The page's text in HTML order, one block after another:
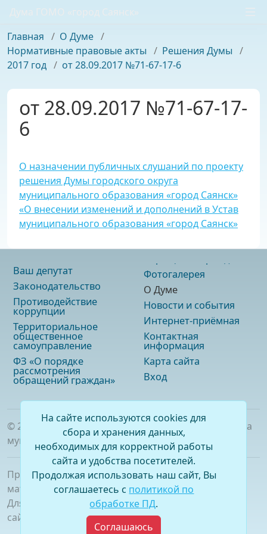
Дума ГОМО «город Саянск»
Главная / О Думе /
Нормативные правовые акты / Решения Думы /
2017 год / от 28.09.2017 №71-67-17-6
от 28.09.2017 №71-67-17-
6
О назначении публичных слушаний по проекту
решения Думы городского округа
муниципального образования «город Саянск»
«О внесении изменений и дополнений в Устав
муниципального образования «город Саянск»
Ваш депутат
Законодательство
Противодействие
коррупции
Территориальное
общественное
самоуправление
ФЗ «О порядке
рассмотрения
обращений граждан»
Фотогалерея
О Думе
Новости и события
Интернет-приёмная
Контактная
информация
Карта сайта
Вход
© 2026
. Официальный сайт Думы городского округа
муниципального образования «город Саянск»
При полном или частичном использовании
материалов ссылка на сайт обязательна.
Для сетевых изданий обязательна гиперссылка на
сайт –
www.dumasayansk.ru
На сайте используются cookies для
сбора и хранения данных,
необходимых для корректной работы
сайта и удобства посетителей.
Продолжая использовать наш сайт, Вы
соглашаетесь с политикой по
обработке ПД.
Соглашаюсь